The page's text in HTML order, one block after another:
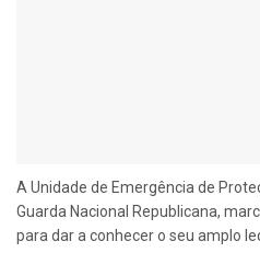
A Unidade de Emergência de
Guarda Nacional Republicana,
para dar a conhecer o seu amplo